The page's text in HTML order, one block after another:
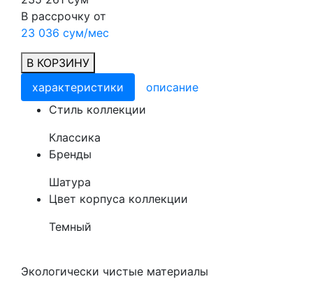
В рассрочку от
23 036 сум/мес
В КОРЗИНУ
характеристики
описание
Cтиль коллекции
Классика
Бренды
Шатура
Цвет корпуса коллекции
Темный
Экологически чистые материалы